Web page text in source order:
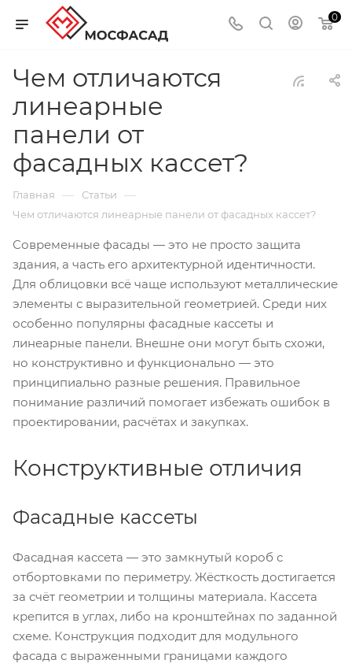
0
Чем отличаются
линеарные
панели от
фасадных кассет?
Главная — Статьи —
Чем отличаются линеарные панели от фасадных кассет?
Современные фасады — это не просто защита
здания, а часть его архитектурной идентичности.
Для облицовки всё чаще используют металлические
элементы с выразительной геометрией. Среди них
особенно популярны фасадные кассеты и
линеарные панели. Внешне они могут быть схожи,
но конструктивно и функционально — это
принципиально разные решения. Правильное
понимание различий помогает избежать ошибок в
проектировании, расчётах и закупках.
Конструктивные отличия
Фасадные кассеты
Фасадная кассета — это замкнутый короб с
отбортовками по периметру. Жёсткость достигается
за счёт геометрии и толщины материала. Кассета
крепится в углах, либо на кронштейнах по заданной
схеме. Конструкция подходит для модульного
фасада с выраженными границами каждого